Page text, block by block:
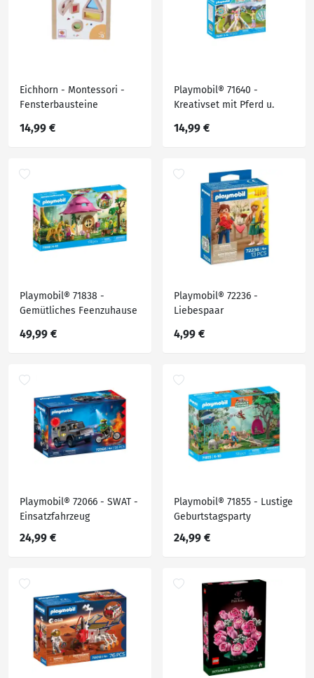
Eichhorn - Montessori -
Fensterbausteine
14,99 €
Playmobil® 71640 -
Kreativset mit Pferd u.
Horses of Waterfall
14,99 €
Playmobil® 71838 -
Gemütliches Feenzuhause
49,99 €
Playmobil® 72236 -
Liebespaar
4,99 €
Playmobil® 72066 - SWAT -
Einsatzfahrzeug
24,99 €
Playmobil® 71855 - Lustige
Geburtstagsparty
24,99 €